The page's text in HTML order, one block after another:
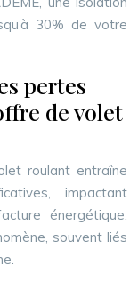
30% de votre
pertes
de volet
roulant entraîne
impactant
énergétique.
souvent liés